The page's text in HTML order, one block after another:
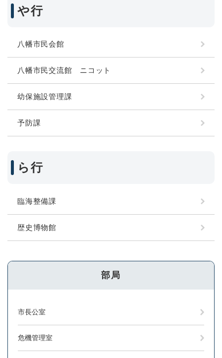
や行
八幡市民会館
八幡市民交流館 ニコット
幼保施設管理課
予防課
ら行
臨海整備課
歴史博物館
部局
市長公室
危機管理室